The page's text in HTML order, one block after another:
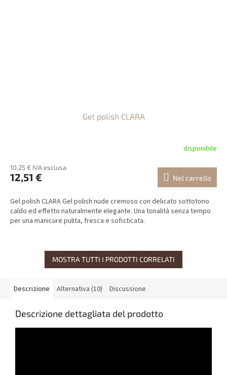
Gel polish CLARA
disponibile
10,25 € IVA esclusa
12,51 € Nel carrello
Gel polish CLARA Gel polish nude cremoso con delicato sottotono
caldo ed effetto naturalmente elegante. Una tonalità senza tempo
per una manicure pulita, fresca e sofisticata.
MOSTRA TUTTI I PRODOTTI CORRELATI
Descrizione Alternativa (10) Discussione
Descrizione dettagliata del prodotto